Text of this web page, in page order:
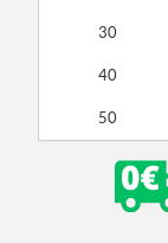
30
40
50